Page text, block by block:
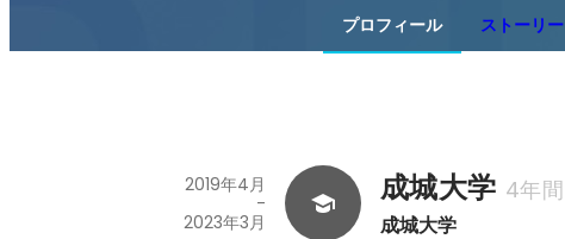
プロフィール ストーリー
成城大学 4年間
成城大学
2019年4月
-
2023年3月